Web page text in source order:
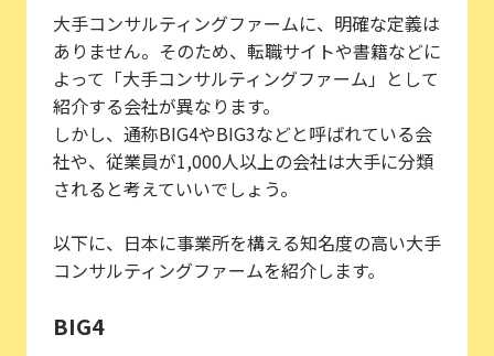
大手コンサルティングファームに、明確な定義は
ありません。そのため、転職サイトや書籍などに
よって「大手コンサルティングファーム」として
紹介する会社が異なります。
しかし、通称BIG4やBIG3などと呼ばれている会
社や、従業員が1,000人以上の会社は大手に分類
されると考えていいでしょう。
以下に、日本に事業所を構える知名度の高い大手
コンサルティングファームを紹介します。
BIG4